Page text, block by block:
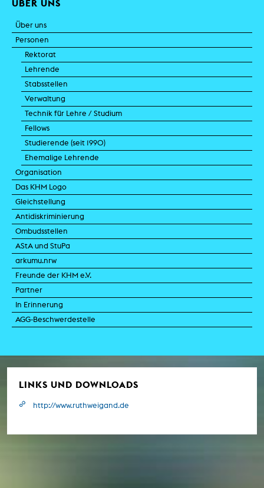
ÜBER UNS
Über uns
Personen
Rektorat
Lehrende
Stabsstellen
Verwaltung
Technik für Lehre / Studium
Fellows
Studierende (seit 1990)
Ehemalige Lehrende
Organisation
Das KHM Logo
Gleichstellung
Antidiskriminierung
Ombudsstellen
AStA und StuPa
arkumu.nrw
Freunde der KHM e.V.
Partner
In Erinnerung
AGG-Beschwerdestelle
LINKS UND DOWNLOADS
http://www.ruthweigand.de